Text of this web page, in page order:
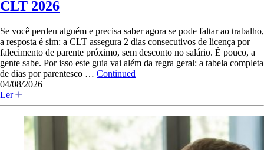
CLT 2026
Se você perdeu alguém e precisa saber agora se pode faltar ao trabalho,
a resposta é sim: a CLT assegura 2 dias consecutivos de licença por
falecimento de parente próximo, sem desconto no salário. É pouco, a
gente sabe. Por isso este guia vai além da regra geral: a tabela completa
de dias por parentesco … Continued
04/08/2026
Ler